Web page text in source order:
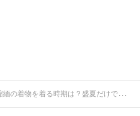
着物を着る時期は？盛夏だけでなく単衣の季節にも活躍する理由